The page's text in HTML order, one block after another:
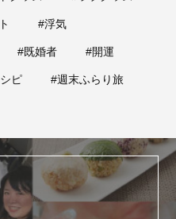
#浮気
#既婚者 #開運
ピ #週末ふらり旅